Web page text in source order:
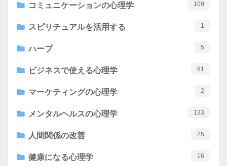
コミュニケーションの心理学 109
スピリチュアルを活用する 1
ハーブ 5
ビジネスで使える心理学 61
マーケティングの心理学 2
メンタルヘルスの心理学 133
人間関係の改善 25
健康になる心理学 16